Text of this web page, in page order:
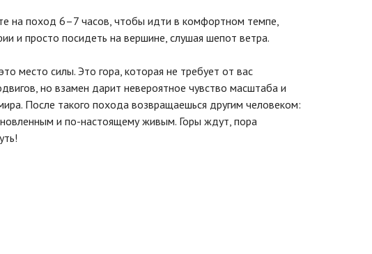
на поход 6–7 часов, чтобы идти в комфортном темпе,
и просто посидеть на вершине, слушая шепот ветра.
место силы. Это гора, которая не требует от вас
но взамен дарит невероятное чувство масштаба и
После такого похода возвращаешься другим человеком:
и по-настоящему живым. Горы ждут, пора